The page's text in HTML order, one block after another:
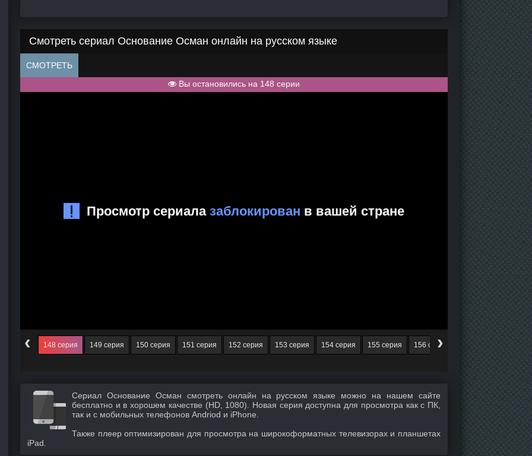
Смотреть сериал Основание Осман онлайн на русском языке
СМОТРЕТЬ
Вы остановились на 148 серии
‹
147 серия 148 серия 149 серия 150 серия 151 серия 152 серия 153 серия 154 серия 155 серия 156 серия 157 серия 158
›
Сериал Основание Осман смотреть онлайн на русском языке можно на нашем сайте
бесплатно и в хорошем качестве (HD, 1080). Новая серия доступна для просмотра как с ПК,
так и с мобильных телефонов Andriod и iPhone.
Также плеер оптимизирован для просмотра на широкоформатных телевизорах и планшетах
iPad.